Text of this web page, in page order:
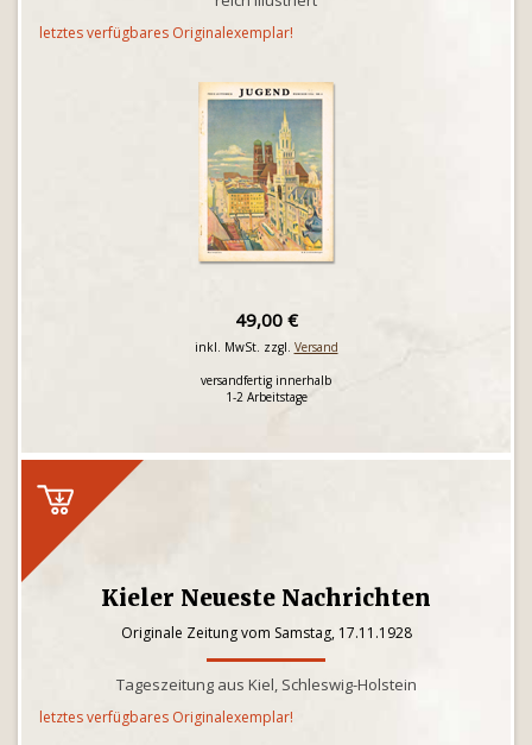
letztes verfügbares Originalexemplar!
49,00 €
inkl. MwSt. zzgl. Versand
versandfertig innerhalb
1-2 Arbeitstage
Kieler Neueste Nachrichten
Originale Zeitung vom Samstag, 17.11.1928
Tageszeitung aus Kiel, Schleswig-Holstein
letztes verfügbares Originalexemplar!